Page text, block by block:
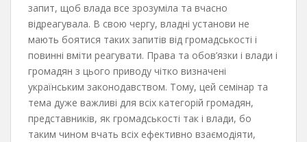
запит, щоб влада все зрозуміла та вчасно
відреагувала. В свою чергу, владні установи не
мають боятися таких запитів від громадськості і
повинні вміти реагувати. Права та обов’язки і влади і
громадян з цього приводу чітко визначені
українським законодавством. Тому, цей семінар та
тема дуже важливі для всіх категорій громадян,
представників, як громадськості так і влади, бо
таким чином вчать всіх ефективно взаємодіяти,